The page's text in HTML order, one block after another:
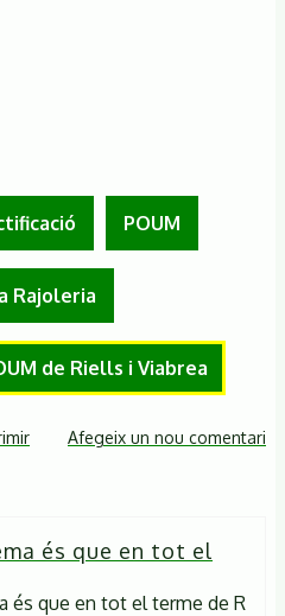
POUM
Rajoleria
de Riells i Viabrea
Afegeix un nou comentari
és que en tot el
és que en tot el terme de R